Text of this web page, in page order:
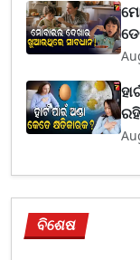
ବିଶେଷ